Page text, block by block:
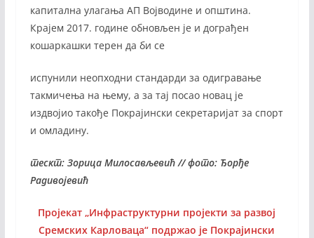
капитална улагања АП Војводине и општина.
Крајем 2017. године обновљен је и дограђен
кошаркашки терен да би се
испунили неопходни стандарди за одигравање
такмичења на њему, а за тај посао новац је
издвојио такође Покрајински секретаријат за спорт
и омладину.
тескт: Зорица Милосављевић // фото: Ђорђе
Радивојевић
Пројекат „Инфраструктурни пројекти за развој
Сремских Карловаца“ подржао је Покрајински